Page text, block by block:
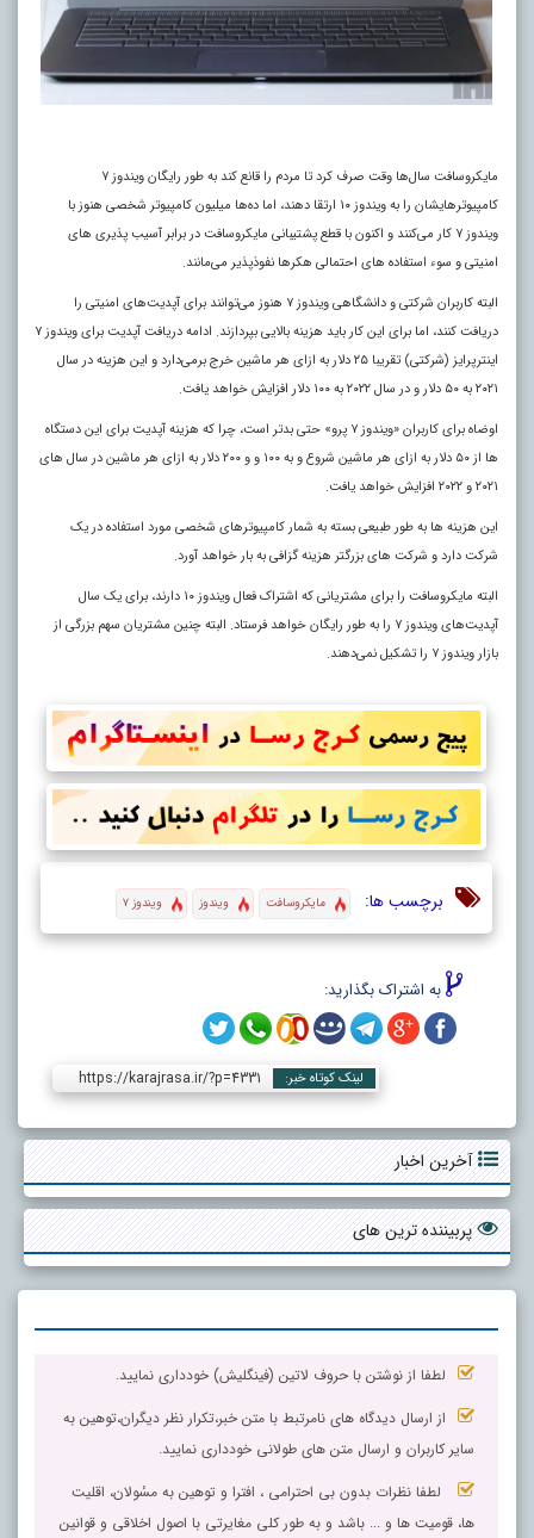
مایکروسافت سال‌ها وقت صرف کرد تا مردم را قانع کند به طور رایگان ویندوز ۷
کامپیوترهایشان را به ویندوز ۱۰ ارتقا دهند، اما ده‌ها میلیون کامپیوتر شخصی هنوز با
ویندوز ۷ کار می‌کنند و اکنون با قطع پشتیبانی مایکروسافت در برابر آسیب‌ پذیری‌ های
امنیتی و سوء استفاده‌ های احتمالی هکرها نفوذپذیر می‌مانند.
البته کاربران شرکتی و دانشگاهی ویندوز ۷ هنوز می‌توانند برای آپدیت‌های امنیتی را
دریافت کنند، اما برای این کار باید هزینه بالایی بپردازند. ادامه دریافت آپدیت برای ویندوز ۷
اینترپرایز (شرکتی) تقریبا ۲۵ دلار به ازای هر ماشین خرج برمی‌دارد و این هزینه در سال
۲۰۲۱ به ۵۰ دلار و در سال ۲۰۲۲ به ۱۰۰ دلار افزایش خواهد یافت.
اوضاه برای کاربران «ویندوز ۷ پرو» حتی بدتر است، چرا که هزینه آپدیت‌ برای این دستگاه‌
ها از ۵۰ دلار به ازای هر ماشین شروع و به ۱۰۰ و و ۲۰۰ دلار به ازای هر ماشین در سال‌ های
۲۰۲۱ و ۲۰۲۲ افزایش خواهد یافت.
این هزینه‌ ها به طور طبیعی بسته به شمار کامپیوترهای شخصی مورد استفاده در یک
شرکت دارد و شرکت‌ های بزرگتر هزینه گزافی به بار خواهد آورد.
البته مایکروسافت را برای مشتریانی که اشتراک فعال ویندوز ۱۰ دارند، برای یک سال
آپدیت‌های ویندوز ۷ را به طور رایگان خواهد فرستاد. البته چنین مشتریان سهم بزرگی از
بازار ویندوز ۷ را تشکیل نمی‌دهند.
برچسب ها: مایکروسافت ویندوز ویندوز ۷
به اشتراک بگذارید:
لینک کوتاه خبر: https://karajrasa.ir/?p=4331
آخرین اخبار
پربیننده ترین های
لطفا از نوشتن با حروف لاتین (فینگلیش) خودداری نمایید.
از ارسال دیدگاه های نامرتبط با متن خبر،تکرار نظر دیگران،توهین به
سایر کاربران و ارسال متن های طولانی خودداری نمایید.
لطفا نظرات بدون بی احترامی ، افترا و توهین به مسٔولان، اقلیت
ها، قومیت ها و ... باشد و به طور کلی مغایرتی با اصول اخلاقی و قوانین